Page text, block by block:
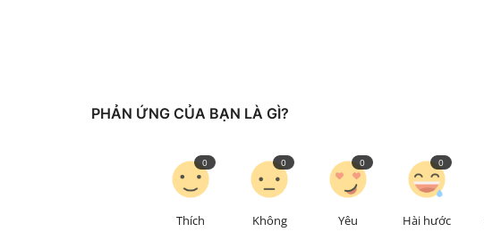
PHẢN ỨNG CỦA BẠN LÀ GÌ?
Thích
0
Không
0
Yêu
0
Hài hước
0